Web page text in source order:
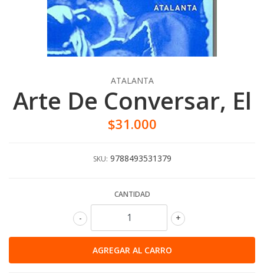
ATALANTA
Arte De Conversar, El
$31.000
SKU: 9788493531379
CANTIDAD
+
-